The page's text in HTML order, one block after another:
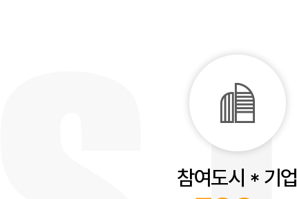
참여도시 * 기업